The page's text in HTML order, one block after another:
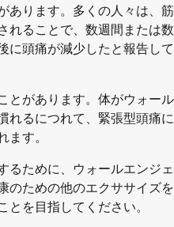
あります。多くの人々は、筋
れることで、数週間または数
に頭痛が減少したと報告して
とがあります。体がウォール
れるにつれて、緊張型頭痛に
ます。
るために、ウォールエンジェ
のための他のエクササイズを
を目指してください。